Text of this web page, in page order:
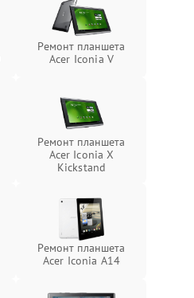
Ремонт планшета
Acer Iconia V
Ремонт планшета
Acer Iconia X
Kickstand
Ремонт планшета
Acer Iconia A14